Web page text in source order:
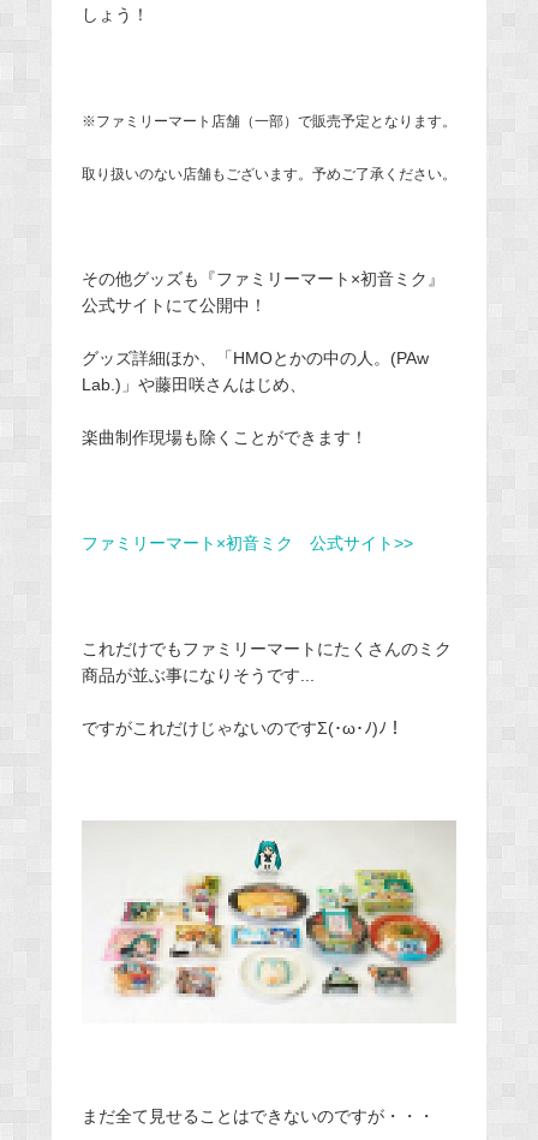
しょう！
※ファミリーマート店舗（一部）で販売予定となります。
取り扱いのない店舗もございます。予めご了承ください。
その他グッズも『ファミリーマート×初音ミク』
公式サイトにて公開中！
グッズ詳細ほか、「HMOとかの中の人。(PAw
Lab.)」や藤田咲さんはじめ、
楽曲制作現場も除くことができます！
ファミリーマート×初音ミク 公式サイト>>
これだけでもファミリーマートにたくさんのミク
商品が並ぶ事になりそうです...
ですがこれだけじゃないのですΣ(･ω･ﾉ)ﾉ！
まだ全て見せることはできないのですが・・・